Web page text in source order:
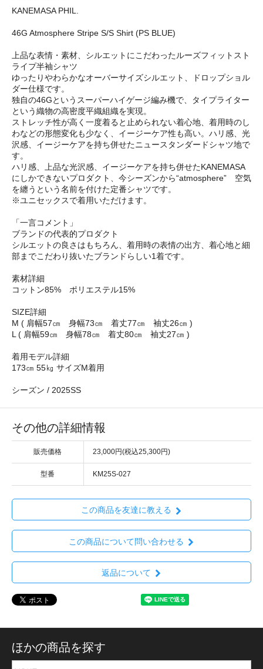
KANEMASA PHIL.
46G Atmosphere Stripe S/S Shirt (PS BLUE)
上品な表情・素材、シルエットにこだわったルーズフィットスト
ライプ半袖シャツ
ゆったりやわらかなオーバーサイズシルエット、ドロップショル
ダー仕様です。
独自の46Gというスーパーハイゲージ編み機で、タイプライター
という織物の高密度平織組織を実現。
ストレッチ性が高く一度着ると止められない着心地、着用時のし
わなどの形態変化も少なく、イージーケア性も高い。ハリ感、光
沢感、イージーケアを持ち併せたニュースタンダードシャツ地で
す。
ハリ感、上品な光沢感、イージーケアを持ち併せたKANEMASA
にしかできないプロダクト、今シーズンから“atmosphere” 空気
を纏うという名前を付けた定番シャツです。
※ユニセックスで着用いただけます。
「一言コメント」
ブランドの代表的プロダクト
シルエットの良さはもちろん、着用時の表情の出方、着心地と細
部までこだわり抜いたブランドらしい1着です。
素材詳細
コットン85% ポリエステル15%
SIZE詳細
M ( 肩幅57㎝ 身幅73㎝ 着丈77㎝ 袖丈26㎝ )
L ( 肩幅59㎝ 身幅78㎝ 着丈80㎝ 袖丈27㎝ )
着用モデル詳細
173㎝ 55㎏ サイズM着用
シーズン / 2025SS
その他の詳細情報
販売価格 23,000円(税込25,300円)
型番 KM25S-027
この商品を友達に教える
この商品について問い合わせる
返品について
ほかの商品を探す